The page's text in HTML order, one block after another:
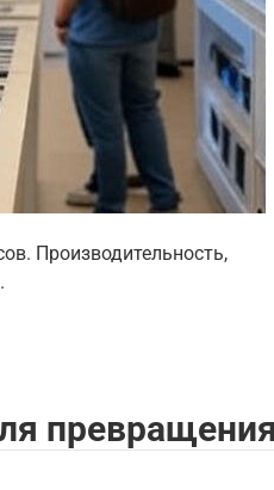
Производительность,
превращения